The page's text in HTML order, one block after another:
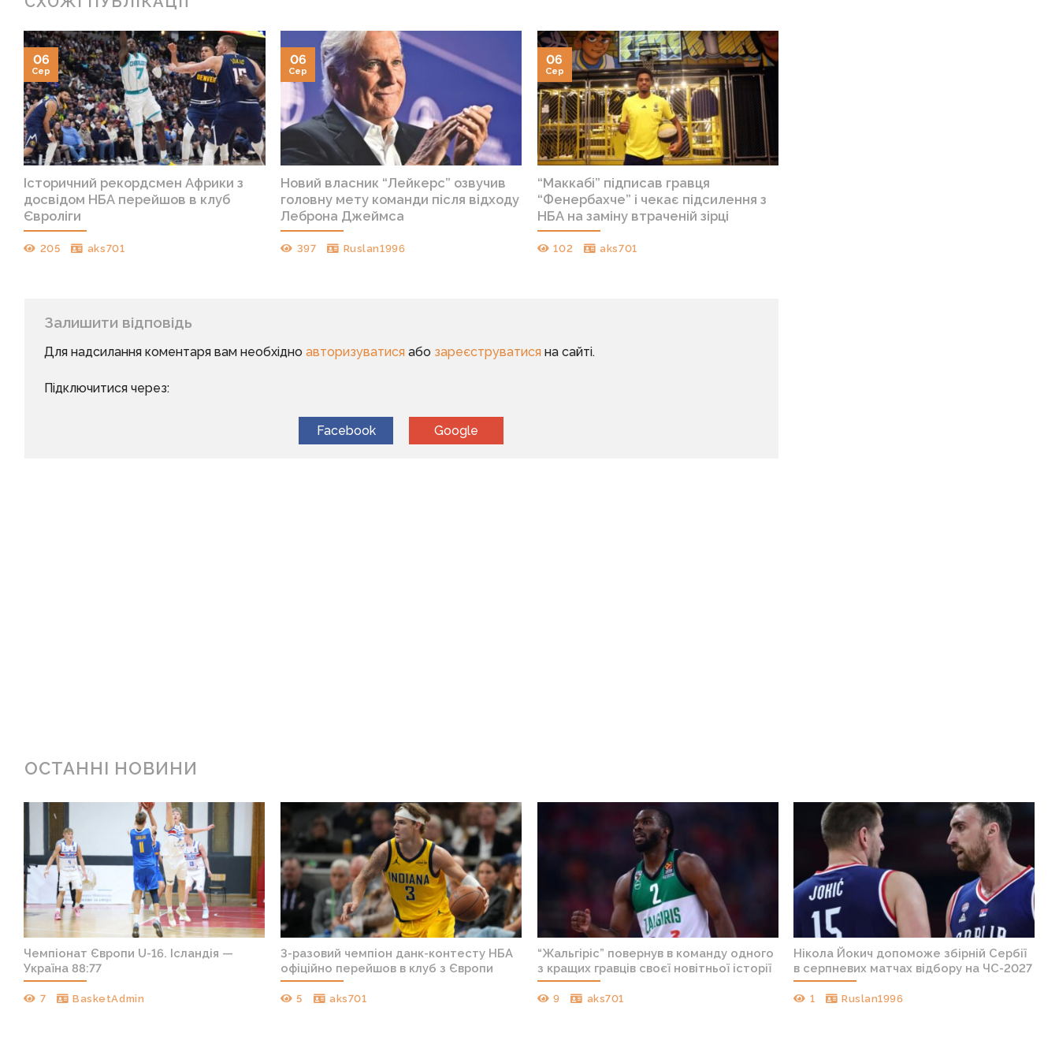
Історичний рекордсмен Африки з
досвідом НБА перейшов в клуб
Євроліги
205 aks701
06
Сер
Новий власник “Лейкерс” озвучив
головну мету команди після відходу
Леброна Джеймса
397 Ruslan1996
06
Сер
“Маккабі” підписав гравця
“Фенербахче” і чекає підсилення з
НБА на заміну втраченій зірці
102 aks701
06
Сер
Залишити відповідь
Для надсилання коментаря вам необхідно авторизуватисяабо зареєструватисяна сайті.
Підключитися через:
Facebook Google
ОСТАННІ НОВИНИ
Чемпіонат Європи U-16. Ісландія —
Україна 88:77
7 BasketAdmin
3-разовий чемпіон данк-контесту НБА
офіційно перейшов в клуб з Європи
5 aks701
“Жальгіріс” повернув в команду одного
з кращих гравців своєї новітньої історії
9 aks701
Нікола Йокич допоможе збірній Сербії
в серпневих матчах відбору на ЧС-2027
1 Ruslan1996